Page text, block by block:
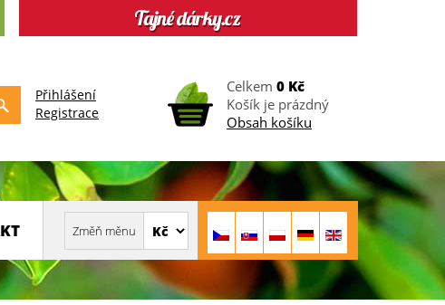
Přihlášení
Registrace
Celkem 0 Kč
Košík je prázdný
Obsah košíku